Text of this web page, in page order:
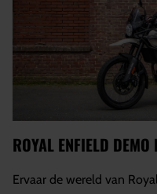
ROYAL ENFIELD
Ervaar de wereld van